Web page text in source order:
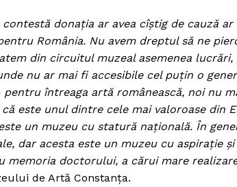
contestă donaţia ar avea cîştig de cauză
România. Nu avem dreptul să ne
din circuitul muzeal asemenea
nu ar mai fi accesibile cel puţin o
pentru întreaga artă românească, noi nu
că este unul dintre cele mai valoroase din
un muzeu cu statură naţională. În
dar acesta este un muzeu cu aspiraţie
memoria doctorului, a cărui mare
de Artă Constanţa.